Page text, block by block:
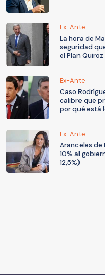
Ex-Ante
La hora de
seguridad
el Plan Quiroz
Ex-Ante
Caso
calibre que
por qué está
Ex-Ante
Aranceles de
10% al
12,5%)